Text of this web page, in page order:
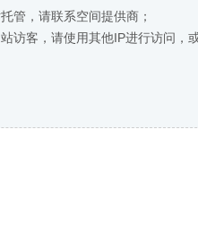
管，请联系空间提供商；
访客，请使用其他IP进行访问，